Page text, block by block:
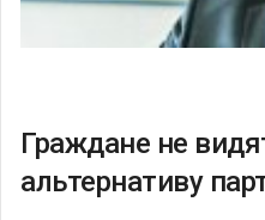
Граждане не
альтернативу